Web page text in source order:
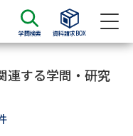
学問検索 資料請求BOX
資料検索
連する学問・研究